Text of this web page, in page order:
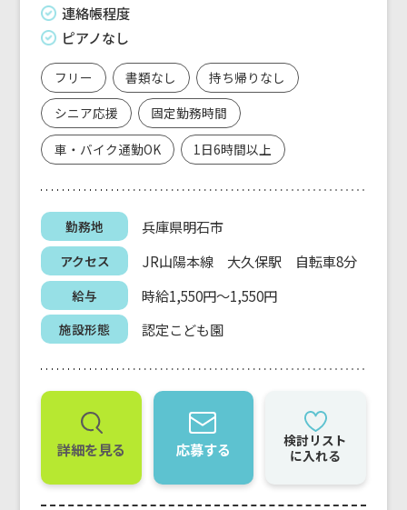
連絡帳程度
ピアノなし
フリー 書類なし
持ち帰りなし
シニア応援
固定勤務時間
車・バイク通勤OK
1日6時間以上
勤務地 兵庫県明石市
アクセス JR山陽本線 大久保駅 自転車8分
給与 時給1,550円～1,550円
施設形態 認定こども園
詳細を見る 応募する
検討リスト
に入れる